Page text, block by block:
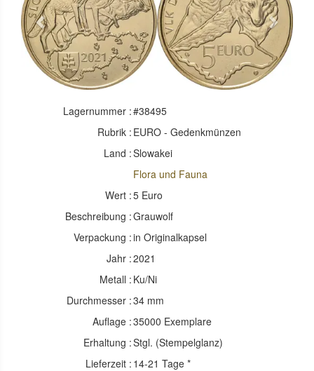
Previous Next
Lagernummer :#38495
Rubrik : EURO - Gedenkmünzen
Land :Slowakei
Flora und Fauna
Wert :5 Euro
Beschreibung :Grauwolf
Verpackung :in Originalkapsel
Jahr :2021
Metall : Ku/Ni
Durchmesser :34 mm
Auflage :35000 Exemplare
Erhaltung :Stgl. (Stempelglanz)
Lieferzeit : 14-21 Tage *